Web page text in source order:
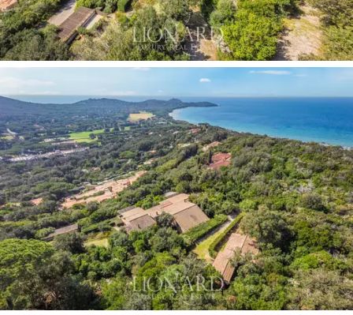
zu genießen. Das Anwesen bietet beispiellose Wohn
Flexibilität mit der Möglichkeit einer einfachen internen
Wiederverbindung.
Um das schöne Anwesen herum befindet sich ein gut
gepflegterGartenvon 3700 Quadratmetern, der mit
Pflanzen, Sträuchern, Blumen und Blumenbeeten
geschmückt ist und einen perfekten Rahmen im
Einklang mit der umgebenden Natur schafft, die
suggestive Ausblicke auf das Vorgebirge bietet. Im
Garten gibt es gepflasterte Bereiche, in denen Sie
schöne gemeinsame Ruhezonen einrichten können,
sowie einen Brunnen, der ausschließlich der
Bewässerung gewidmet ist.